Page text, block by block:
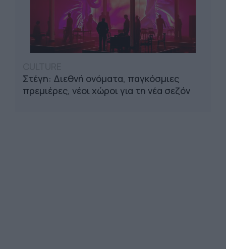
Στέγη: Διεθνή ονόματα, παγκόσμιες
πρεμιέρες, νέοι χώροι για τη νέα σεζόν